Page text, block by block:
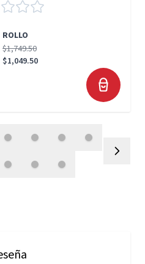
ROLLO
$1,749.50
$1,049.50